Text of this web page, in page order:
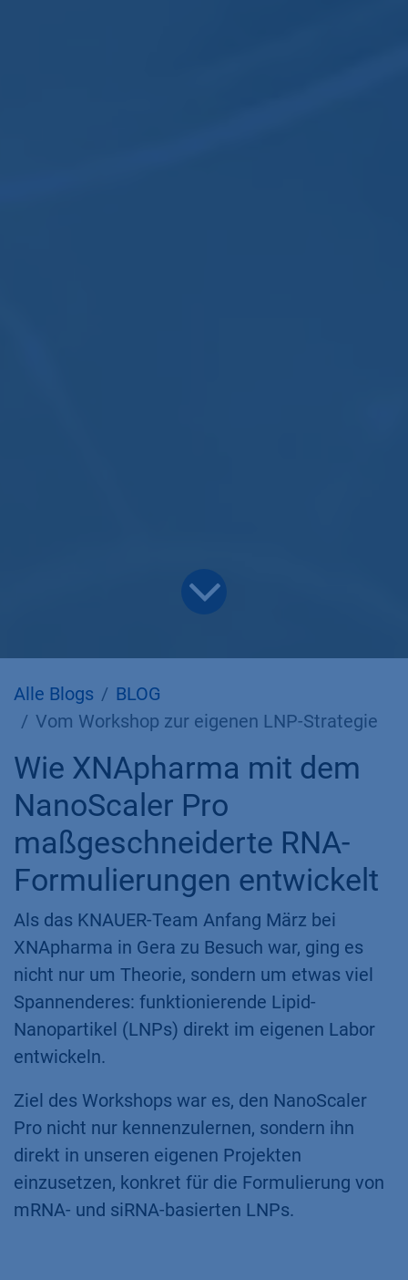
Alle Blogs
BLOG
Vom Workshop zur eigenen LNP-Strategie
Wie XNApharma mit dem
NanoScaler Pro
maßgeschneiderte RNA-
Formulierungen entwickelt
Als das KNAUER-Team Anfang März bei
XNApharma in Gera zu Besuch war, ging es
nicht nur um Theorie, sondern um etwas viel
Spannenderes: funktionierende Lipid-
Nanopartikel (LNPs) direkt im eigenen Labor
entwickeln.
Ziel des Workshops war es, den NanoScaler
Pro nicht nur kennenzulernen, sondern ihn
direkt in unseren eigenen Projekten
einzusetzen, konkret für die Formulierung von
mRNA- und siRNA-basierten LNPs.